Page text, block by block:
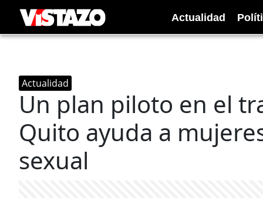
Actualidad
Actualidad
Un plan piloto en el
Quito ayuda a
sexual